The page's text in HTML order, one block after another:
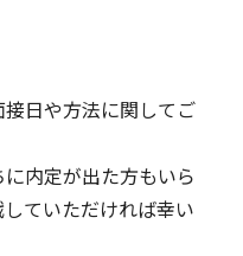
日や方法に関してご
内定が出た方もいら
ていただければ幸い